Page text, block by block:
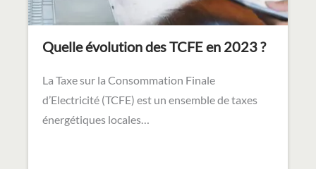
Quelle évolution des TCFE en 2023 ?
La Taxe sur la Consommation Finale
d’Electricité (TCFE) est un ensemble de taxes
énergétiques locales…